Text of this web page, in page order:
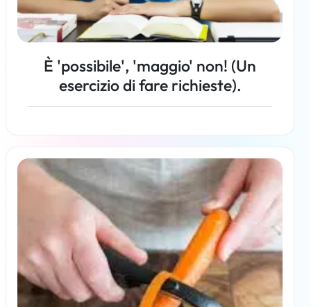
È 'possibile', 'maggio' non! (Un
esercizio di fare richieste).
Per saperne di più